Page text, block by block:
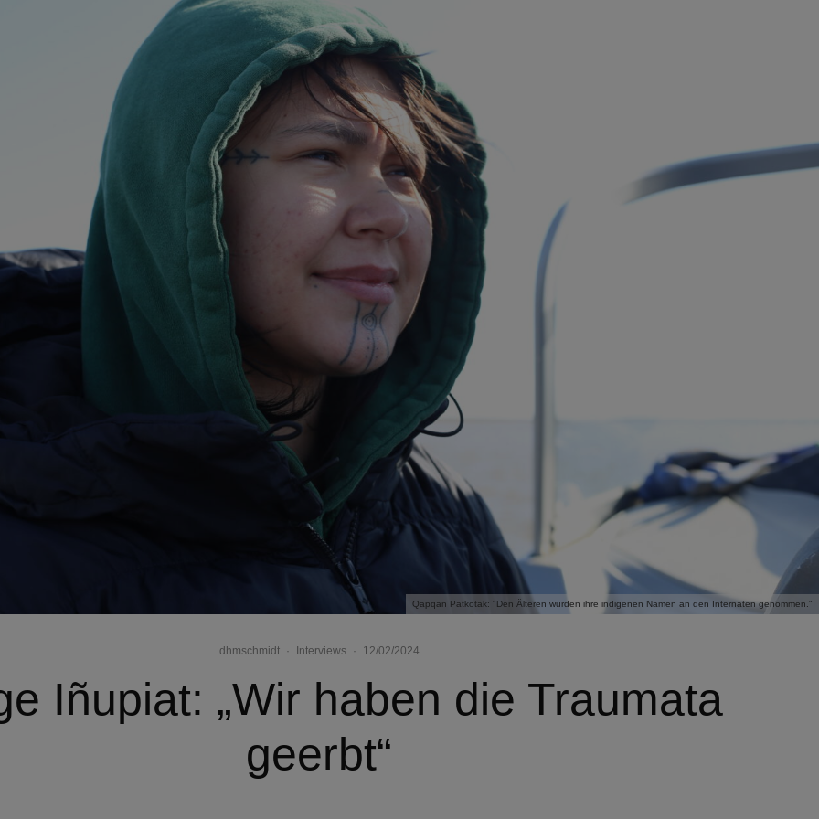
Qapqan Patkotak: "Den Älteren wurden ihre indigenen Namen an den Internaten genommen."
dhmschmidt · Interviews · 12/02/2024
Iñupiat: „Wir haben die Traumata
geerbt“